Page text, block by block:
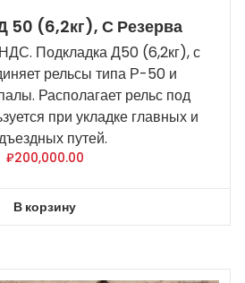
50 (6,2кг), С Резерва
Подкладка Д50 (6,2кг), с
рельсы типа Р-50 и
Располагает рельс под
при укладке главных и
путей.
₽200,000.00
В корзину